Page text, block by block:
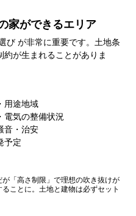
家ができるエリア
び が非常に重要です。土地条
が生まれることがありま
用途地域
電気の整備状況
音・治安
予定
「高さ制限」で理想の吹き抜けが
ことに。土地と建物は必ずセット